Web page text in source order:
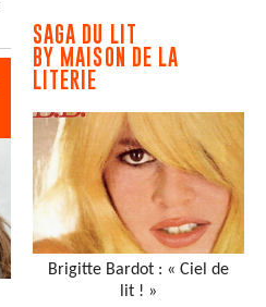
SAGA DU LIT
BY MAISON DE LA
LITERIE
Brigitte Bardot : « Ciel de
lit ! »